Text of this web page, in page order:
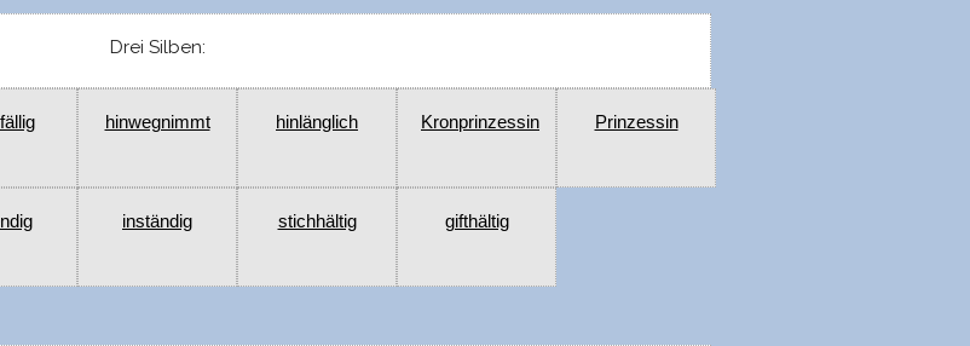
Drei Silben:
hinwegnimmt hinlänglich Kronprinzessin Prinzessin
inständig stichhältig gifthältig